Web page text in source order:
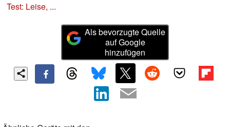
Test: Leise, ...
Als bevorzugte Quelle
auf Google
hinzufügen